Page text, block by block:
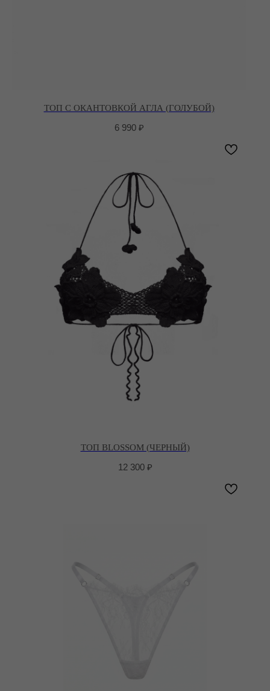
ТОП С ОКАНТОВКОЙ АГЛА (ГОЛУБОЙ)
6 990 ₽
ТОП BLOSSOM (ЧЕРНЫЙ)
12 300 ₽